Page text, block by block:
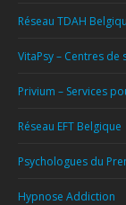
Réseau TDAH
VitaPsy – Centres
Privium – Services
Réseau EFT Belgique
Psychologues du
Hypnose Addiction